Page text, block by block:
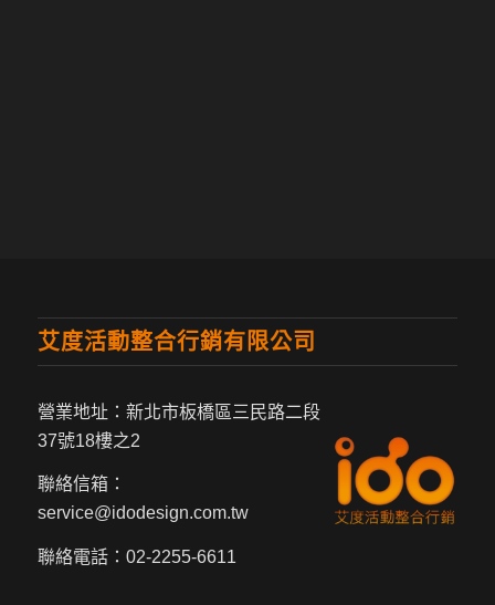
艾度活動整合行銷有限公司
營業地址：新北市板橋區三民路二段
37號18樓之2
聯絡信箱：
service@idodesign.com.tw
聯絡電話： 02-2255-6611